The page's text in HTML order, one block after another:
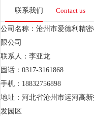
联系我们 Contact us
公司名称：沧州市爱德利精
限公司
联系人：李亚龙
固话：0317-3161868
手机：18832756898
地址：河北省沧州市运河高
发园区